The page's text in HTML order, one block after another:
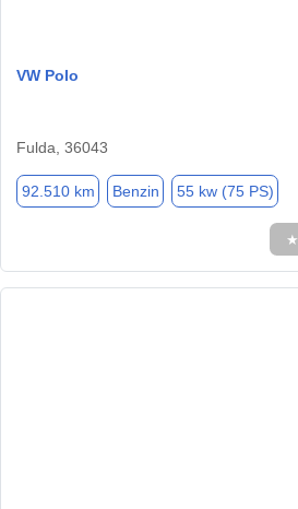
VW Polo
Fulda, 36043
92.510 km Benzin 55 kw (75 PS)
★